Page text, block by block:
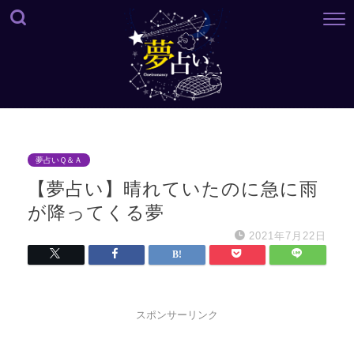
夢占いＱ＆Ａ
【夢占い】晴れていたのに急に雨
が降ってくる夢
2021年7月22日
スポンサーリンク